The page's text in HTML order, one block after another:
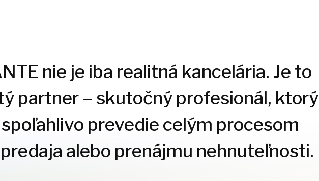
nie je iba realitná kancelária. Je to
partner – skutočný profesionál, ktorý
prevedie celým procesom
alebo prenájmu nehnuteľnosti.